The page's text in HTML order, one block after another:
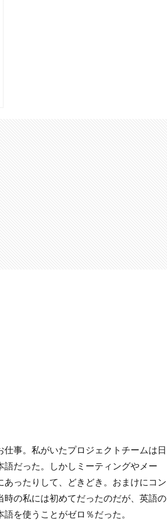
事。私がいたプロジェクトチームは日
だった。しかしミーティングやメー
ったりして、どきどき。おまけにコン
の私には初めてだったのだが、英語の
を使うことがゼロ％だった。